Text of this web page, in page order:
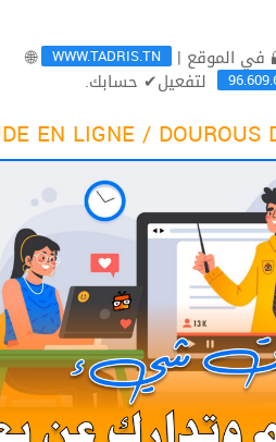
WWW.TADRIS.TN
🌐
لتفعيل✔ حسابك.
EN LIGNE / DOUROUS